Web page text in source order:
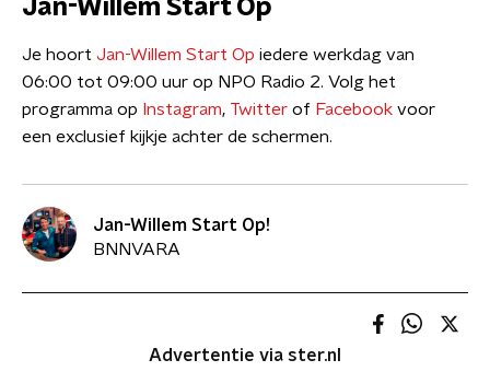
Jan-Willem Start Op
Je hoort Jan-Willem Start Op iedere werkdag van
06:00 tot 09:00 uur op NPO Radio 2. Volg het
programma op Instagram, Twitter of Facebook voor
een exclusief kijkje achter de schermen.
Jan-Willem Start Op!
BNNVARA
Advertentie via ster.nl